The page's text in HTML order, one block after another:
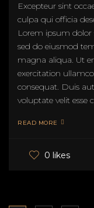
Excepteur sint
culpa qui officia
Lorem ipsum dolor
sed do eiusmod
magna aliqua. Ut
exercitation
consequat. Duis
voluptate velit esse
READ MORE
0 likes